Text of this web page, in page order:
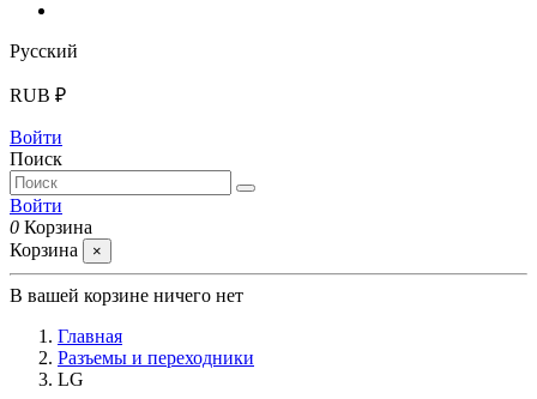
Русский
RUB ₽
Войти
Поиск
Войти
0 Корзина
Корзина
×
В вашей корзине ничего нет
Главная
Разъемы и переходники
LG